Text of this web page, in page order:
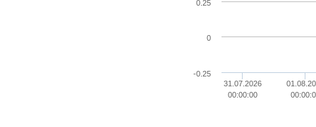
31.07.2026
00:00:00
-0.25
0
0.25